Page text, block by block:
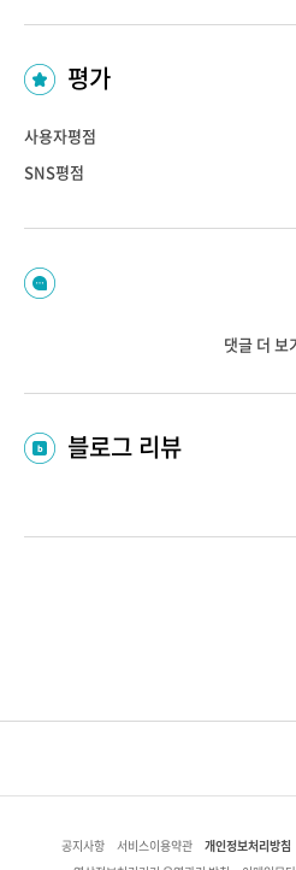
평가
사용자평점
SNS평점
댓글 더 보
블로그 리뷰
공지사항 서비스이용약관 개인정보처리방침